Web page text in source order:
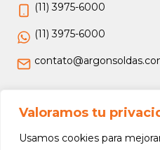
Valoramos tu
Usamos cookies para
(11) 3975-6000
(11) 3975-6000
Jurídico
Termos e Condições
Política de Privacidade